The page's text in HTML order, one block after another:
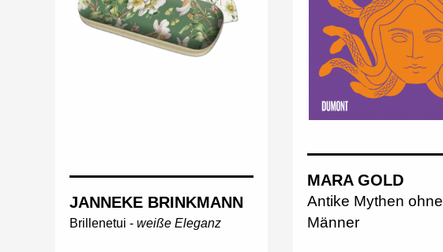
JANNEKE BRINKMANN
Brillenetui - weiße Eleganz
MARA GOLD
Antike Mythen ohne
Männer